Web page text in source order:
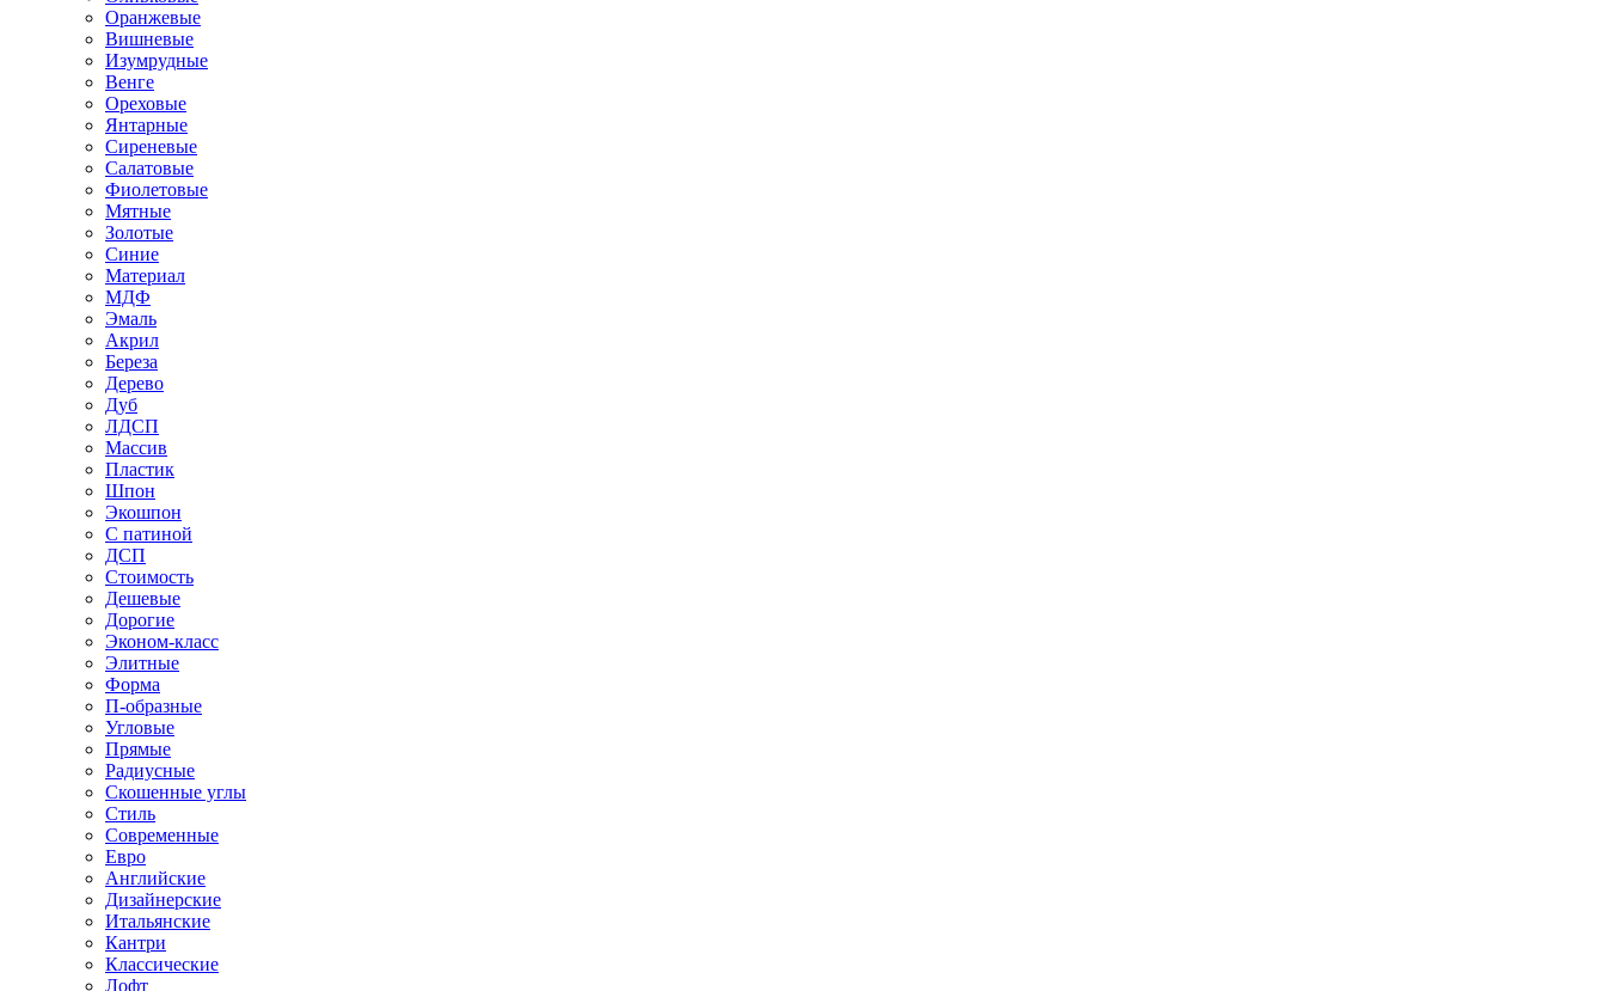
Оранжевые
Вишневые
Изумрудные
Венге
Ореховые
Янтарные
Сиреневые
Салатовые
Фиолетовые
Мятные
Золотые
Синие
Материал
МДФ
Эмаль
Акрил
Береза
Дерево
Дуб
ЛДСП
Массив
Пластик
Шпон
Экошпон
С патиной
ДСП
Стоимость
Дешевые
Дорогие
Эконом-класс
Элитные
Форма
П-образные
Угловые
Прямые
Радиусные
Скошенные углы
Стиль
Современные
Евро
Английские
Дизайнерские
Итальянские
Кантри
Классические
Лофт